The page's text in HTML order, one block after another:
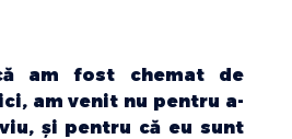
am fost chemat de
am venit nu pentru a-
și pentru că eu sunt